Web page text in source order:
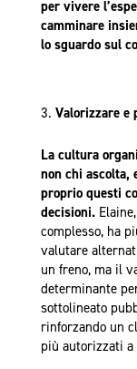
per vivere
camminare
lo sguardo sul
Valorizzare e
La cultura
non chi ascolta,
proprio questi
decisioni.
complesso, ha
valutare
un freno, ma il
determinante
sottolineato
rinforzando un
più autorizzati a